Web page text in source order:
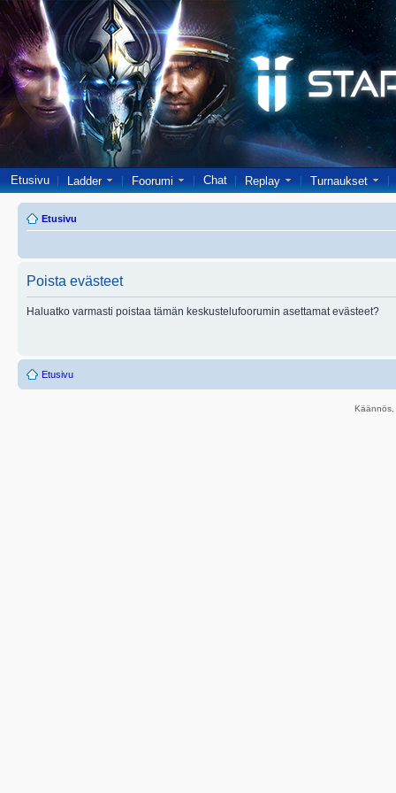
Etusivu Ladder Foorumi Chat Replay Turnaukset
Etusivu
Poista evästeet
Haluatko varmasti poistaa tämän keskustelufoorumin asettamat evästeet?
Etusivu